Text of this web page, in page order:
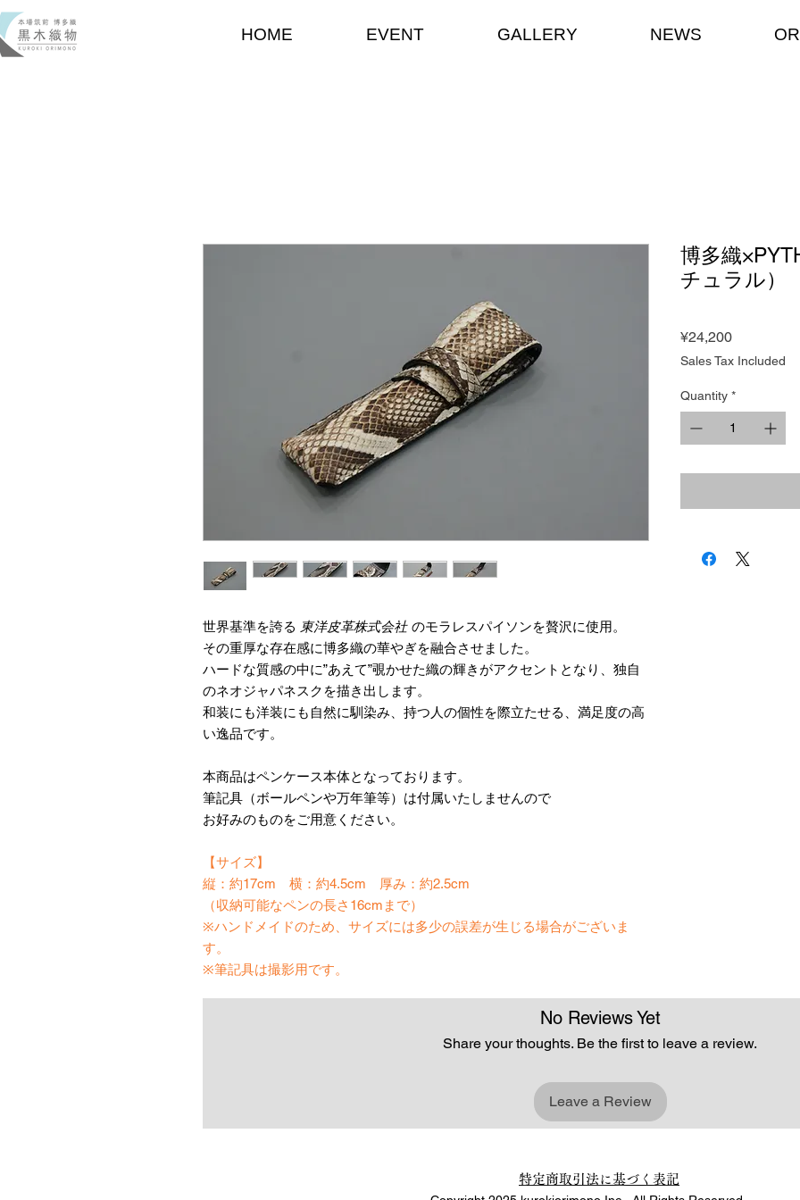
HOME EVENT GALLERY NEWS
世界基準を誇る 東洋皮革株式会社 のモラレスパイソンを贅沢に使用。
その重厚な存在感に博多織の華やぎを融合させました。
ハードな質感の中に”あえて”覗かせた織の輝きがアクセントとなり、独自
のネオジャパネスクを描き出します。
和装にも洋装にも自然に馴染み、持つ人の個性を際立たせる、満足度の高
い逸品です。
本商品はペンケース本体となっております。
筆記具（ボールペンや万年筆等）は付属いたしませんので
お好みのものをご用意ください。
【サイズ】
縦：約17cm 横：約4.5cm 厚み：約2.5cm
（収納可能なペンの長さ16cmまで）
※ハンドメイドのため、サイズには多少の誤差が生じる場合がございま
す。
※筆記具は撮影用です。
博多織
チュラル）
¥24,200Price
Sales Tax Included
Quantity *
No Reviews Yet
Share your thoughts. Be the first to leave a review.
Leave a Review
特定商取引法に基づく表記